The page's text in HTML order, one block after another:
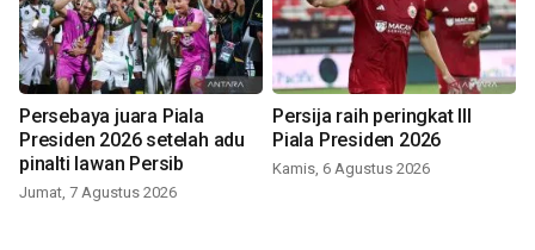
Persebaya juara Piala
Presiden 2026 setelah adu
pinalti lawan Persib
Jumat, 7 Agustus 2026
Persija raih peringkat III
Piala Presiden 2026
Kamis, 6 Agustus 2026